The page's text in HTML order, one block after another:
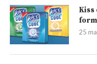
Kiss
25